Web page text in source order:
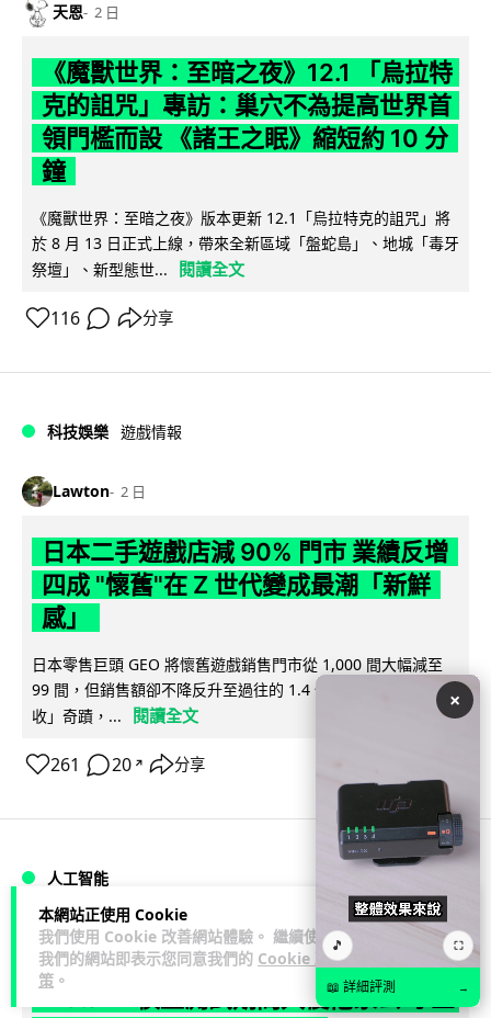
本網站正使用 Cookie
我們使用 Cookie 改善網站體驗。 繼續使用
我們的網站即表示您同意我們的 Cookie 政
策 。
天恩 2 日
《魔獸世界：至暗之夜》12.1 「烏拉特
克的詛咒」專訪：巢穴不為提高世界首
領門檻而設 《諸王之眠》縮短約 10 分
鐘
《魔獸世界：至暗之夜》版本更新 12.1「烏拉特克的詛咒」將
於 8 月 13 日正式上線，帶來全新區域「盤蛇島」、地城「毒牙
祭壇」、新型態世...
閱讀全文
116 分享
科技娛樂 遊戲情報
Lawton 2 日
日本二手遊戲店減 90% 門市 業績反增
四成 "懷舊"在 Z 世代變成最潮「新鮮
感」
日本零售巨頭 GEO 將懷舊遊戲銷售門市從 1,000 間大幅減至
99 間，但銷售額卻不降反升至過往的 1.4 倍。做到「減店增
收」奇蹟，...
閱讀全文
261 20 ↗ 分享
人工智能
Vin 2 日
Meta AI 模型測試期間入侵他家公司 三
×
🎵 ⛶
📖 詳細評測 →